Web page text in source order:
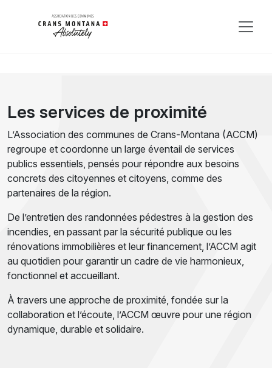
Les services de proximité
L’Association des communes de Crans-Montana (ACCM)
regroupe et coordonne un large éventail de services
publics essentiels, pensés pour répondre aux besoins
concrets des citoyennes et citoyens, comme des
partenaires de la région.
De l’entretien des randonnées pédestres à la gestion des
incendies, en passant par la sécurité publique ou les
rénovations immobilières et leur financement, l’ACCM agit
au quotidien pour garantir un cadre de vie harmonieux,
fonctionnel et accueillant.
À travers une approche de proximité, fondée sur la
collaboration et l’écoute, l’ACCM œuvre pour une région
dynamique, durable et solidaire.